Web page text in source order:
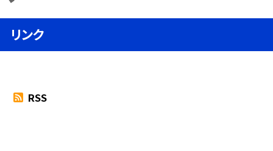
リンク
RSS